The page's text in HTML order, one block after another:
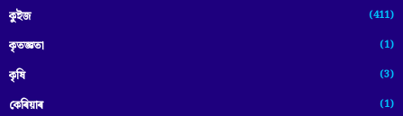
কুইজ (411)
কৃতজ্ঞতা (1)
কৃষি (3)
কেৰিয়াৰ (1)